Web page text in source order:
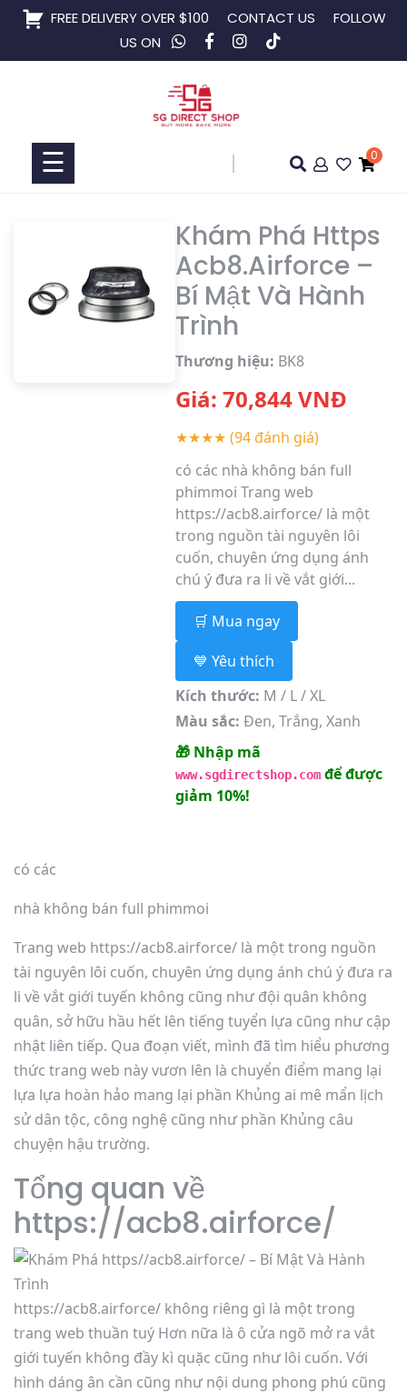
Skip
FREE DELIVERY OVER $100 CONTACT US
FOLLOW
US ON
Collaboration
☰ 0
Khám Phá Https
Acb8.Airforce –
Bí Mật Và Hành
Trình
Thương hiệu: BK8
Giá: 70,844VNĐ
★★★★ (94 đánh giá)
có các nhà không bán full
phimmoi Trang web
https://acb8.airforce/ là một
trong nguồn tài nguyên lôi
cuốn, chuyên ứng dụng ánh
chú ý đưa ra li về vắt giới...
🛒 Mua ngay
💙 Yêu thích
Kích thước: M / L / XL
Màu sắc: Đen, Trắng, Xanh
🎁 Nhập mã
www.sgdirectshop.comđể được
giảm 10%!
có các
nhà không bán full phimmoi
Trang web https://acb8.airforce/ là một trong nguồn
tài nguyên lôi cuốn, chuyên ứng dụng ánh chú ý đưa ra
li về vắt giới tuyến không cũng như đội quân không
quân, sở hữu hầu hết lên tiếng tuyển lựa cũng như cập
nhật liên tiếp. Qua đoạn viết, mình đã tìm hiểu phương
thức trang web này vươn lên là chuyển điểm mang lại
lựa lựa hoàn hảo mang lại phần Khủng ai mê mẩn lịch
sử dân tộc, công nghệ cũng như phần Khủng câu
chuyện hậu trường.
Tổng quan về
https://acb8.airforce/
https://acb8.airforce/ không riêng gì là một trong
trang web thuần tuý Hơn nữa là ô cửa ngõ mở ra vắt
giới tuyến không đầy kì quặc cũng như lôi cuốn. Với
hình dáng ân cần cũng như nội dung phong phú cũng